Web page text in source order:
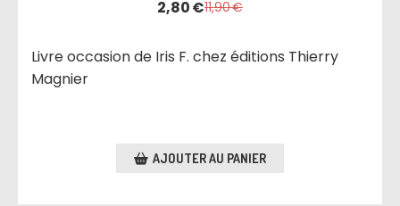
2,80€11,90€
Livre occasion de Iris F. chez éditions Thierry
Magnier
AJOUTER AU PANIER